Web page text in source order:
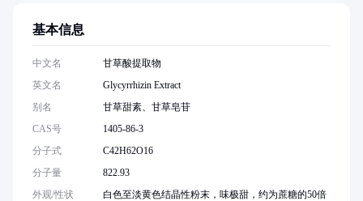
基本信息
中文名
甘草酸提取物
英文名
Glycyrrhizin Extract
别名
甘草甜素、甘草皂苷
CAS号
1405-86-3
分子式
C42H62O16
分子量
822.93
外观/性状
白色至淡黄色结晶性粉末，味极甜，约为蔗糖的50倍